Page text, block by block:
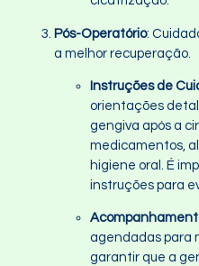
Pós-Operatório:
a melhor recuperação.
Instruções de
orientações
gengiva após a
medicamentos,
higiene oral. É
instruções para
agendadas para
garantir que a